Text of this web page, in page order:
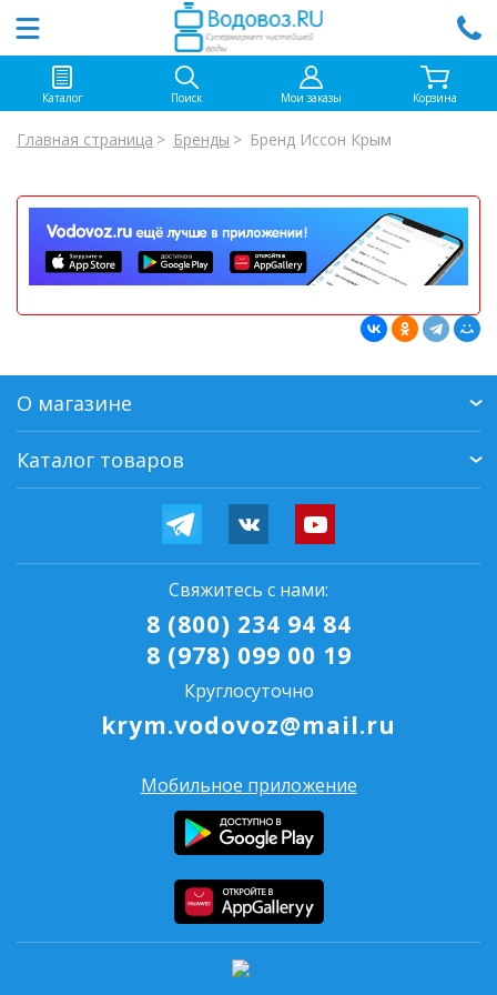
Каталог Поиск Мои заказы Корзина
Главная страница Бренды Бренд Иссон Крым
О магазине
Каталог товаров
Свяжитесь с нами:
8 (800) 234 94 84
8 (978) 099 00 19
Круглосуточно
krym.vodovoz@mail.ru
Мобильное приложение